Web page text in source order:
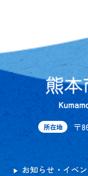
所在地 〒
お知らせ・イベ